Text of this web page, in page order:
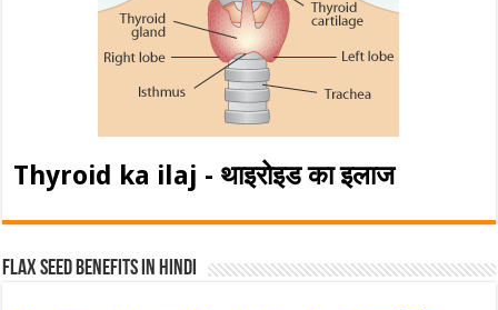
Thyroid ka ilaj - थाइरोइड का इलाज
Flax Seed Benefits in hindi